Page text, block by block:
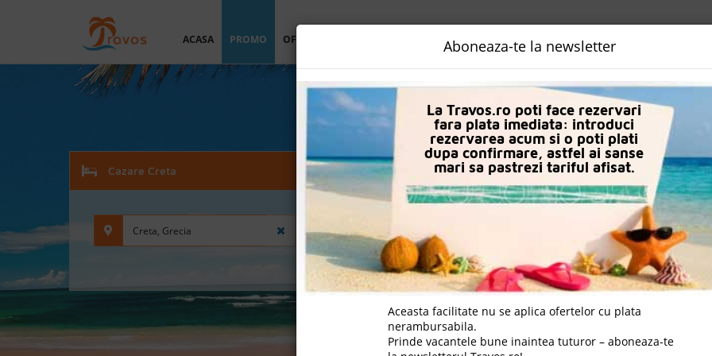
ACASA PROMO OFERTA PERSONALIZATA DESTINATII LOGIN
Cazare Creta Charter Avion Creta
Daca doresti sa cauti cazare + avion apasa aici!
Aboneaza-te la newsletter
La Travos.ro poti face rezervari
fara plata imediata: introduci
rezervarea acum si o poti plati
dupa confirmare, astfel ai sanse
mari sa pastrezi tariful afisat.
Aceasta facilitate nu se aplica ofertelor cu plata
nerambursabila.
Prinde vacantele bune inaintea tuturor – aboneaza-te